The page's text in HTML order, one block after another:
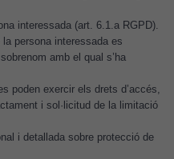
interessada (art. 6.1.a RGPD).
persona interessada es
amb el qual s’ha
poden exercir els drets d’accés,
i sol·licitud de la limitació
i detallada sobre protecció de
cookies de
Google
Analytics
puguem
millorar la
funcionalitat